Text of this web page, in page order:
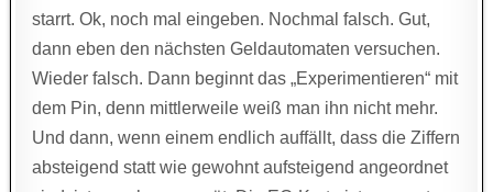
starrt. Ok, noch mal eingeben. Nochmal falsch. Gut,
dann eben den nächsten Geldautomaten versuchen.
Wieder falsch. Dann beginnt das „Experimentieren“ mit
dem Pin, denn mittlerweile weiß man ihn nicht mehr.
Und dann, wenn einem endlich auffällt, dass die Ziffern
absteigend statt wie gewohnt aufsteigend angeordnet